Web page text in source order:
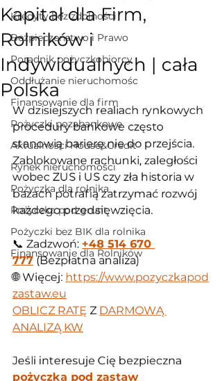
Kredyty bez zdolności
Bezpieczeństwo i Prawo
Poradnik pożyczkobiorcy
Oddłużanie nieruchomośc
Finansowanie dla firm
Pożyczki pozabankowe
Aktualności House&Credit
Rynek nieruchomości
Pożyczka dla rolnika
Pożyczka pod grunt
Pożyczki bez BIK dla rolnika
Finansowanie dla Rolników
Kapitał dla Firm,
Rolników i
Indywidualnych | cała
Polska
W dzisiejszych realiach rynkowych
procedury bankowe często
stanowią barierę nie do przejścia.
Zablokowane rachunki, zaległości
wobec ZUS i US czy zła historia w
bazach potrafią zatrzymać rozwój
każdego przedsięwzięcia.
📞 Zadzwoń: +48 514 670
777 (Bezpłatna analiza)
🌐 Więcej: https://www.pozyczkapod
zastaw.eu
OBLICZ RATĘ Z DARMOWĄ
ANALIZĄ KW
Jeśli interesuje Cię bezpieczna
pożyczka pod zastaw